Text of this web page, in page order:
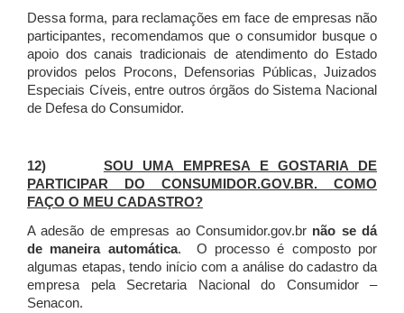
Dessa forma, para reclamações em face de empresas não
participantes, recomendamos que o consumidor busque o
apoio dos canais tradicionais de atendimento do Estado
providos pelos Procons, Defensorias Públicas, Juizados
Especiais Cíveis, entre outros órgãos do Sistema Nacional
de Defesa do Consumidor.
12) SOU UMA EMPRESA E GOSTARIA DE
PARTICIPAR DO CONSUMIDOR.GOV.BR. COMO
FAÇO O MEU CADASTRO?
A adesão de empresas ao Consumidor.gov.br não se dá
de maneira automática. O processo é composto por
algumas etapas, tendo início com a análise do cadastro da
empresa pela Secretaria Nacional do Consumidor –
Senacon.